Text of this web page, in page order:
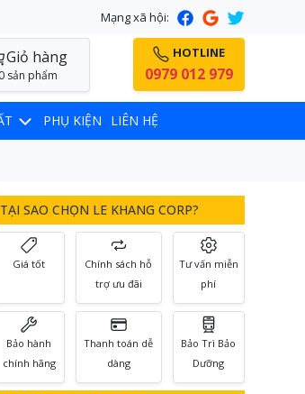
Mạng xã hội:
Giỏ hàng
0 sản phẩm
HOTLINE
0979 012 979
PHỤ KIỆN LIÊN HỆ
TẠI SAO CHỌN LE KHANG CORP?
Giá tốt
Chính sách hỗ
trợ ưu đãi
Tư vấn miễn
phí
Bảo hành
chính hãng
Thanh toán dễ
dàng
Bảo Trì Bảo
Dưỡng